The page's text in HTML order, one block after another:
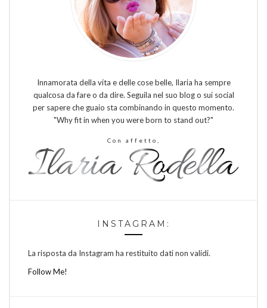
Innamorata della vita e delle cose belle, Ilaria ha sempre
qualcosa da fare o da dire. Seguila nel suo blog o sui social
per sapere che guaio sta combinando in questo momento.
"Why fit in when you were born to stand out?"
Con affetto,
INSTAGRAM:
La risposta da Instagram ha restituito dati non validi.
Follow Me!